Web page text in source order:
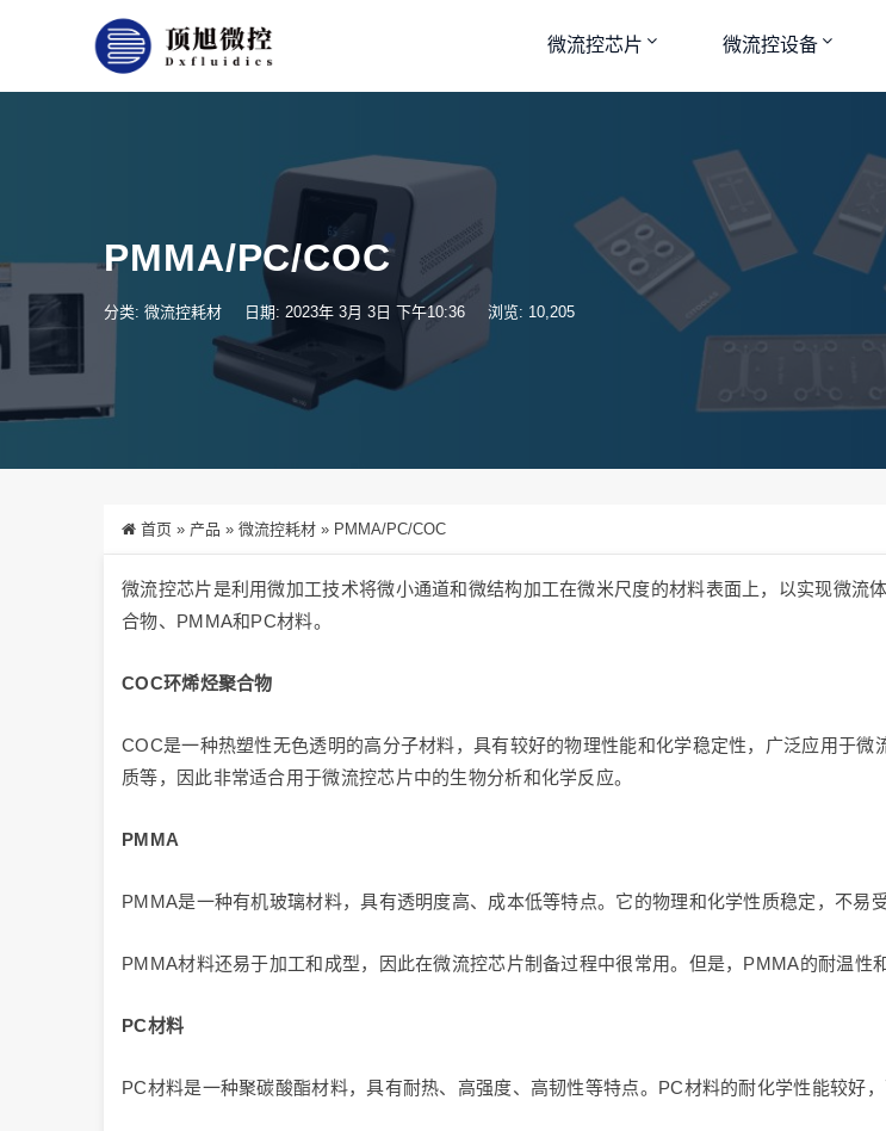
微流控芯片 微流控设备
PMMA/PC/COC
分类: 微流控耗材 日期: 2023年 3月 3日 下午10:36 浏览: 10,205
首页 » 产品 » 微流控耗材 » PMMA/PC/COC
微流控芯片是利用微加工技术将微小通道和微结构加工在微米尺度的材料表面上，以实现微
合物、PMMA和PC材料。
COC环烯烃聚合物
COC是一种热塑性无色透明的高分子材料，具有较好的物理性能和化学稳定性，广泛应用于
质等，因此非常适合用于微流控芯片中的生物分析和化学反应。
PMMA
PMMA是一种有机玻璃材料，具有透明度高、成本低等特点。它的物理和化学性质稳定，不易
PMMA材料还易于加工和成型，因此在微流控芯片制备过程中很常用。但是，PMMA的耐温性
PC材料
PC材料是一种聚碳酸酯材料，具有耐热、高强度、高韧性等特点。PC材料的耐化学性能较好